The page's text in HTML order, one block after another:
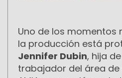
Uno de los momentos
la producción está
Jennifer Dubin, hija de
trabajador del área de